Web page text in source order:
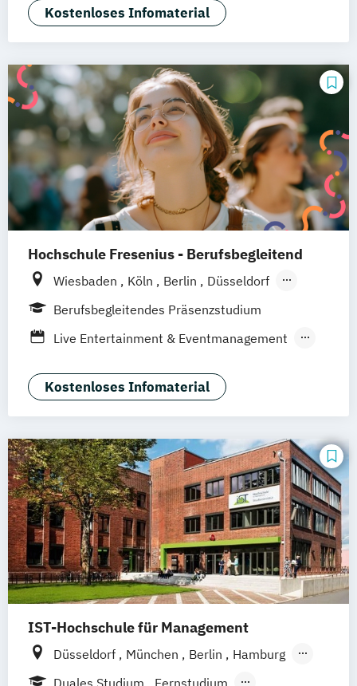
Tourismus- Hotel- und Eventmanagement
Kostenloses Infomaterial
Hochschule Fresenius - Berufsbegleitend
Wiesbaden Köln Berlin
Düsseldorf
Frankfurt
Hamburg Idstein
München
Hannover Dortmund Erfurt Stuttgart
Braunschweig
Berufsbegleitendes Präsenzstudium
Live Entertainment & Eventmanagement
Kostenloses Infomaterial
IST-Hochschule für Management
Düsseldorf München Berlin
Hamburg
Weil am Rhein
Frankfurt am Main
Duales Studium Fernstudium